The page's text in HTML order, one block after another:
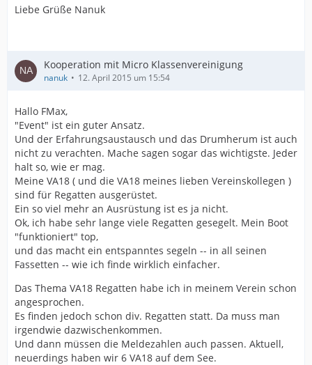
Liebe Grüße Nanuk
Kooperation mit Micro Klassenvereinigung
nanuk 12. April 2015 um 15:54
Hallo FMax,
"Event" ist ein guter Ansatz.
Und der Erfahrungsaustausch und das Drumherum ist auch
nicht zu verachten. Mache sagen sogar das wichtigste. Jeder
halt so, wie er mag.
Meine VA18 ( und die VA18 meines lieben Vereinskollegen )
sind für Regatten ausgerüstet.
Ein so viel mehr an Ausrüstung ist es ja nicht.
Ok, ich habe sehr lange viele Regatten gesegelt. Mein Boot
"funktioniert" top,
und das macht ein entspanntes segeln -- in all seinen
Fassetten -- wie ich finde wirklich einfacher.
Das Thema VA18 Regatten habe ich in meinem Verein schon
angesprochen.
Es finden jedoch schon div. Regatten statt. Da muss man
irgendwie dazwischenkommen.
Und dann müssen die Meldezahlen auch passen. Aktuell,
neuerdings haben wir 6 VA18 auf dem See.